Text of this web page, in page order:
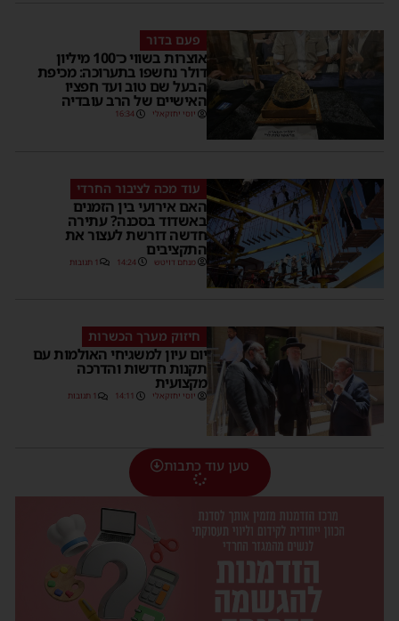
פעם בדור
אוצרות בשווי כ־100 מיליון
דולר נחשפו בתערוכה: מכיפת
הבעל שם טוב ועד חפציו
האישיים של הרב עובדיה
יוסי יחזקאלי 16:34
עוד מכה לציבור החרדי
האם אירועי בין הזמנים
באשדוד בסכנה? עתירה
חדשה דורשת לעצור את
התקציבים
מנחם דויטש 14:24 1 תגובות
חיזוק מערך הכשרות
יום עיון למשגיחי האולמות עם
תקנות חדשות והדרכה
מקצועית
יוסי יחזקאלי 14:11 1 תגובות
טען עוד כתבות